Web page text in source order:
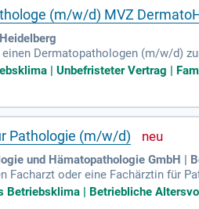
(m/w/d) MVZ
Dermatopathologen (m/w/d)
Arbeitszeiten und einer
Arbeit und
Zusammenarbeit
Wissen in Dermatohistologie
| Unbefristeter Vertrag |
Pathologie (m/w/d)
und Hämatopathologie GmbH |
Facharzt oder eine Fachärztin für
sind die zentrale Schnittstelle
Betriebsklima | Betriebliche